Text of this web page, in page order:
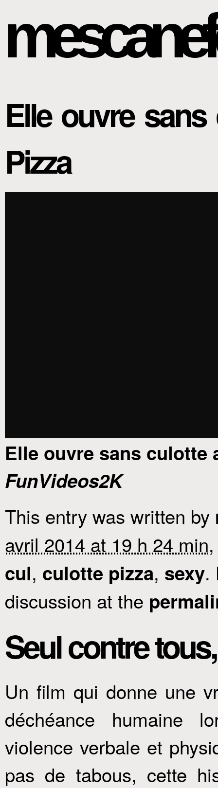
Elle ouvre
Pizza
Elle ouvre sans culotte
FunVideos2K
This entry was written by
avril 2014 at 19 h 24 min
cul, culotte pizza, sexy.
discussion at the
Seul contre
Un film qui donne une
déchéance humaine
violence verbale et
pas de tabous, cette